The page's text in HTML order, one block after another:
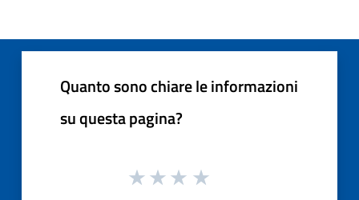
Quanto sono chiare le informazioni
su questa pagina?